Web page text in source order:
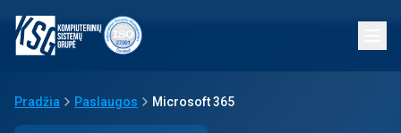
Pradžia Paslaugos Microsoft 365